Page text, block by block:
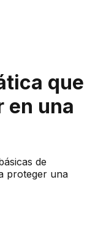
que
en una
de
proteger una